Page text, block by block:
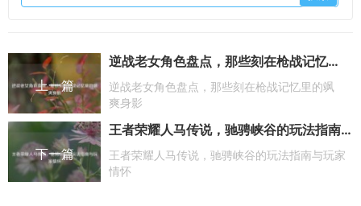
上一篇
逆战老女角色盘点，那些刻在枪战记忆里的飒爽身影
逆战老女角色盘点，那些刻在枪战记忆里的飒
爽身影
下一篇
王者荣耀人马传说，驰骋峡谷的玩法指南与玩家情怀
王者荣耀人马传说，驰骋峡谷的玩法指南与玩家
情怀